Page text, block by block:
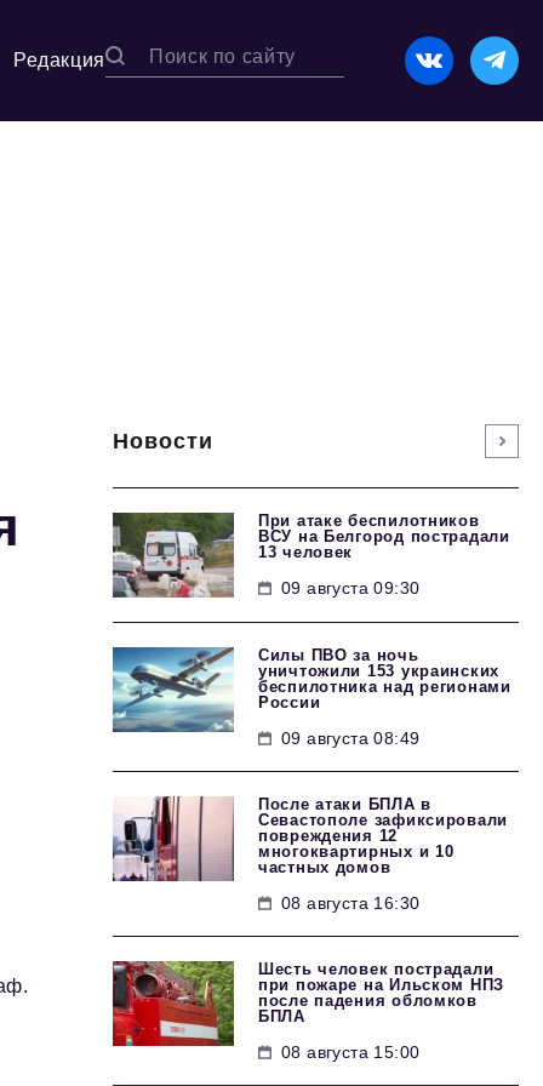
Редакция
Новости
При атаке беспилотников
ВСУ на Белгород пострадали
13 человек
09 августа 09:30
Силы ПВО за ночь
уничтожили 153 украинских
беспилотника над регионами
России
09 августа 08:49
После атаки БПЛА в
Севастополе зафиксировали
повреждения 12
многоквартирных и 10
частных домов
08 августа 16:30
Шесть человек пострадали
при пожаре на Ильском НПЗ
после падения обломков
БПЛА
08 августа 15:00